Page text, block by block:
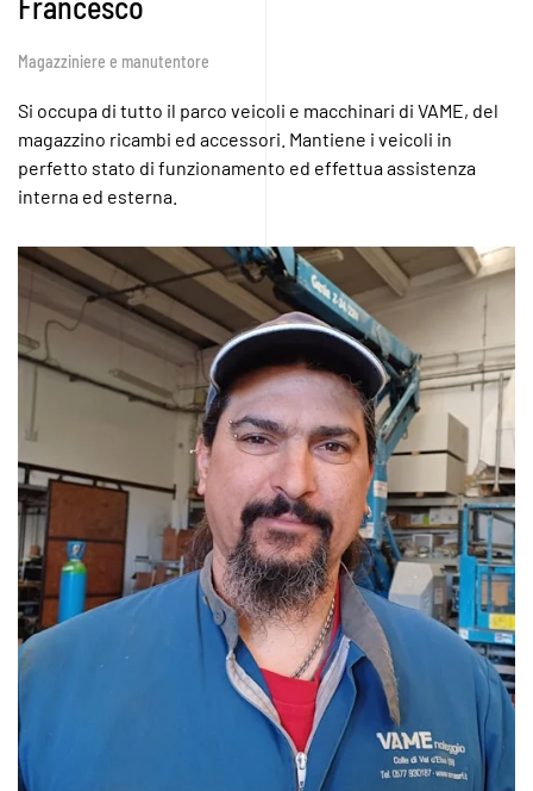
Magazziniere e manutentore
Si occupa di tutto il parco veicoli e macchinari di VAME, del
magazzino ricambi ed accessori. Mantiene i veicoli in
perfetto stato di funzionamento ed effettua assistenza
interna ed esterna.